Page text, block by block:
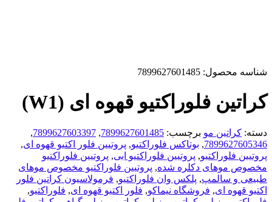
شناسه محصول: 7899627601485
کراتین فلوراکتیو قهوه ای (W1)
دسته: کراتین مو برچسب: 7899627601485
,
7899627603397
,
7899627605346
, بوتاکس فلوراکتیو, پروتیین فلور اکتیو قهوه ای,
پروتیین فلوراکتیو, پروتیین فلوراکتیو ابی, پروتیین فلوراکتیو
مخصوص موهای دکلره شده, پروتیین فلوراکتیو مخصوص موهای
طبیعی و سالمپ, پلکس وان فلوراکتیو, فرمولاسیون کراتین فلور
اکتیو قهوه ای, فروشگاه نیماکو, فلور اکتیو قهوه ای, فلوراکتیو,